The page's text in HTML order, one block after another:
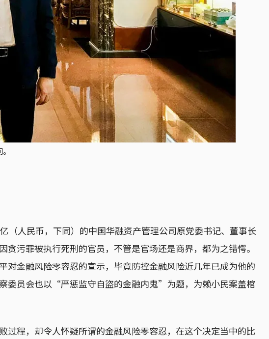
（人民币，下同）的中国华融资产管理公司原党委书记、董事长
贪污罪被执行死刑的官员，不管是官场还是商界，都为之错愕。
对金融风险零容忍的宣示，毕竟防控金融风险近几年已成为他的
委员会也以“严惩监守自盜的金融内鬼”为题，为赖小民案盖棺
过程，却令人怀疑所谓的金融风险零容忍，在这个决定当中的比